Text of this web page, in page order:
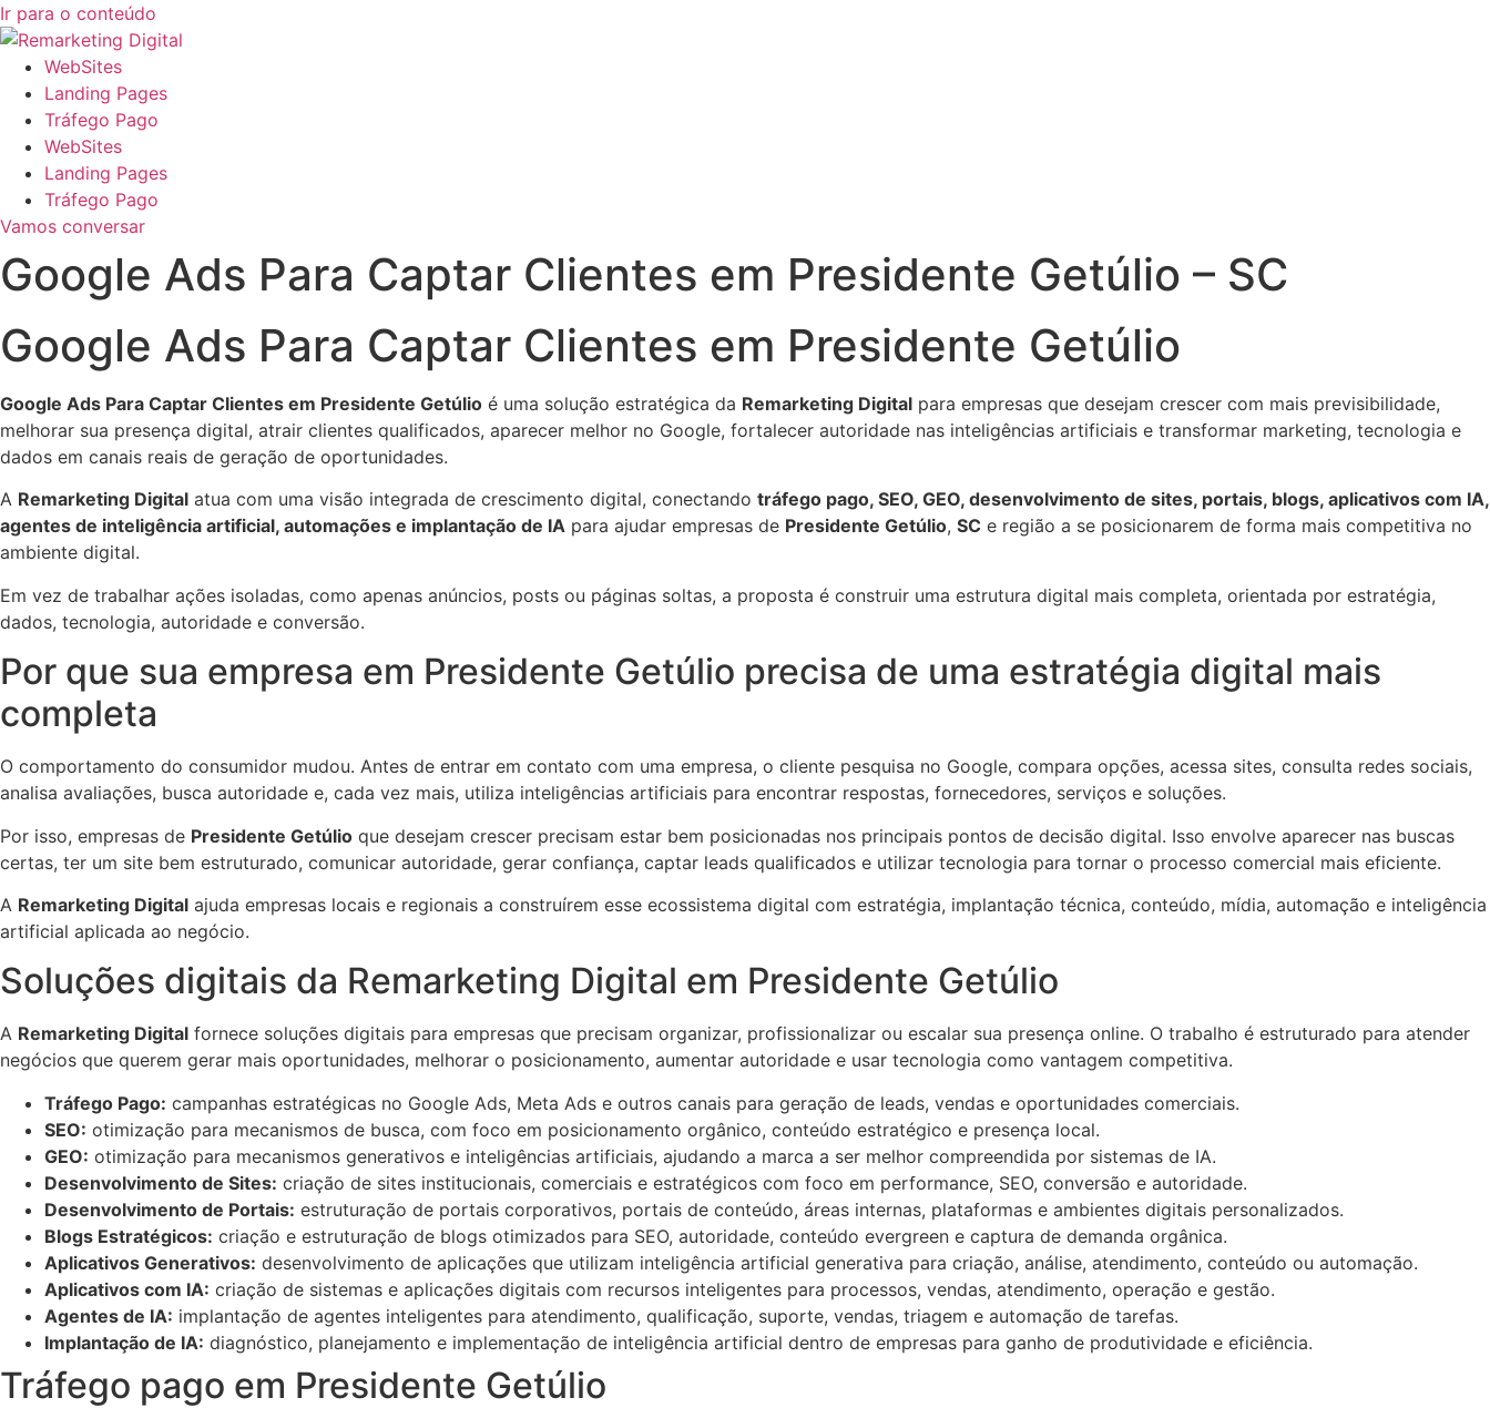
Ir para o conteúdo
WebSites
Landing Pages
Tráfego Pago
WebSites
Landing Pages
Tráfego Pago
Vamos conversar
Google Ads Para Captar Clientes em Presidente Getúlio – SC
Google Ads Para Captar Clientes em Presidente Getúlio
Google Ads Para Captar Clientes em Presidente Getúlio é uma solução estratégica da Remarketing Digital para empresas que desejam crescer com mais previsibilidade,
melhorar sua presença digital, atrair clientes qualificados, aparecer melhor no Google, fortalecer autoridade nas inteligências artificiais e transformar marketing, tecnologia e
dados em canais reais de geração de oportunidades.
A Remarketing Digital atua com uma visão integrada de crescimento digital, conectando tráfego pago, SEO, GEO, desenvolvimento de sites, portais, blogs, aplicativos com IA,
agentes de inteligência artificial, automações e implantação de IA para ajudar empresas de Presidente Getúlio, SC e região a se posicionarem de forma mais competitiva no
ambiente digital.
Em vez de trabalhar ações isoladas, como apenas anúncios, posts ou páginas soltas, a proposta é construir uma estrutura digital mais completa, orientada por estratégia,
dados, tecnologia, autoridade e conversão.
Por que sua empresa em Presidente Getúlio precisa de uma estratégia digital mais
completa
O comportamento do consumidor mudou. Antes de entrar em contato com uma empresa, o cliente pesquisa no Google, compara opções, acessa sites, consulta redes sociais,
analisa avaliações, busca autoridade e, cada vez mais, utiliza inteligências artificiais para encontrar respostas, fornecedores, serviços e soluções.
Por isso, empresas de Presidente Getúlio que desejam crescer precisam estar bem posicionadas nos principais pontos de decisão digital. Isso envolve aparecer nas buscas
certas, ter um site bem estruturado, comunicar autoridade, gerar confiança, captar leads qualificados e utilizar tecnologia para tornar o processo comercial mais eficiente.
A Remarketing Digital ajuda empresas locais e regionais a construírem esse ecossistema digital com estratégia, implantação técnica, conteúdo, mídia, automação e inteligência
artificial aplicada ao negócio.
Soluções digitais da Remarketing Digital em Presidente Getúlio
A Remarketing Digital fornece soluções digitais para empresas que precisam organizar, profissionalizar ou escalar sua presença online. O trabalho é estruturado para atender
negócios que querem gerar mais oportunidades, melhorar o posicionamento, aumentar autoridade e usar tecnologia como vantagem competitiva.
Tráfego Pago: campanhas estratégicas no Google Ads, Meta Ads e outros canais para geração de leads, vendas e oportunidades comerciais.
SEO: otimização para mecanismos de busca, com foco em posicionamento orgânico, conteúdo estratégico e presença local.
GEO: otimização para mecanismos generativos e inteligências artificiais, ajudando a marca a ser melhor compreendida por sistemas de IA.
Desenvolvimento de Sites: criação de sites institucionais, comerciais e estratégicos com foco em performance, SEO, conversão e autoridade.
Desenvolvimento de Portais: estruturação de portais corporativos, portais de conteúdo, áreas internas, plataformas e ambientes digitais personalizados.
Blogs Estratégicos: criação e estruturação de blogs otimizados para SEO, autoridade, conteúdo evergreen e captura de demanda orgânica.
Aplicativos Generativos: desenvolvimento de aplicações que utilizam inteligência artificial generativa para criação, análise, atendimento, conteúdo ou automação.
Aplicativos com IA: criação de sistemas e aplicações digitais com recursos inteligentes para processos, vendas, atendimento, operação e gestão.
Agentes de IA: implantação de agentes inteligentes para atendimento, qualificação, suporte, vendas, triagem e automação de tarefas.
Implantação de IA: diagnóstico, planejamento e implementação de inteligência artificial dentro de empresas para ganho de produtividade e eficiência.
Tráfego pago em Presidente Getúlio